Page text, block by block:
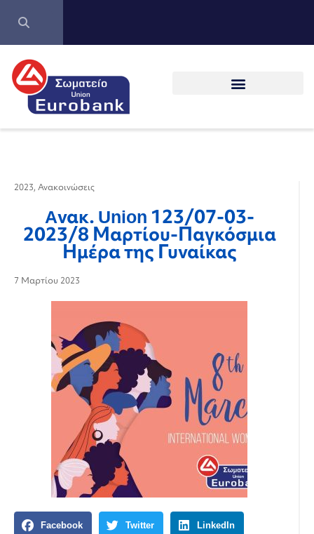
2023, Ανακοινώσεις
Aνακ. Union 123/07-03-
2023/8 Μαρτίου-Παγκόσμια
Ημέρα της Γυναίκας
7 Μαρτίου 2023
Facebook Twitter LinkedIn